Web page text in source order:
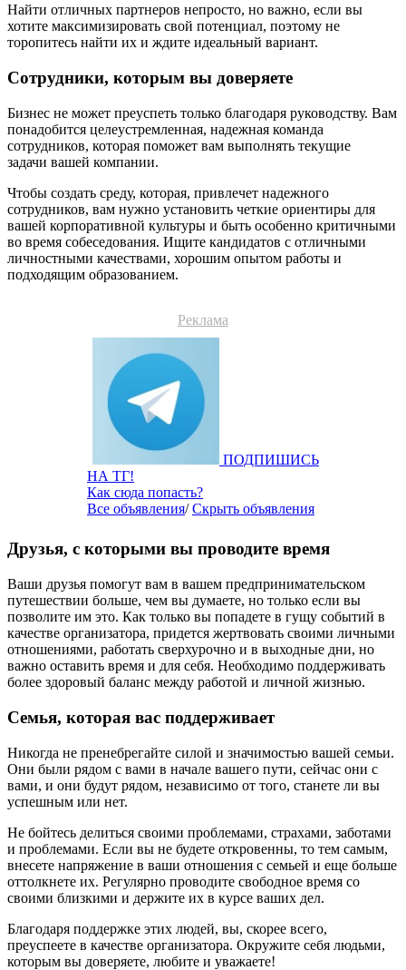
Найти отличных партнеров непросто, но важно, если вы
хотите максимизировать свой потенциал, поэтому не
торопитесь найти их и ждите идеальный вариант.
Сотрудники, которым вы доверяете
Бизнес не может преуспеть только благодаря руководству. Вам
понадобится целеустремленная, надежная команда
сотрудников, которая поможет вам выполнять текущие
задачи вашей компании.
Чтобы создать среду, которая, привлечет надежного
сотрудников, вам нужно установить четкие ориентиры для
вашей корпоративной культуры и быть особенно критичными
во время собеседования. Ищите кандидатов с отличными
личностными качествами, хорошим опытом работы и
подходящим образованием.
Реклама
ПОДПИШИСЬ
НА ТГ!
Как сюда попасть?
Все объявления/Скрыть объявления
Друзья, c которыми вы проводите время
Ваши друзья помогут вам в вашем предпринимательском
путешествии больше, чем вы думаете, но только если вы
позволите им это. Как только вы попадете в гущу событий в
качестве организатора, придется жертвовать своими личными
отношениями, работать сверхурочно и в выходные дни, но
важно оставить время и для себя. Необходимо поддерживать
более здоровый баланс между работой и личной жизнью.
Семья, которая вас поддерживает
Никогда не пренебрегайте силой и значимостью вашей семьи.
Они были рядом с вами в начале вашего пути, сейчас они с
вами, и они будут рядом, независимо от того, станете ли вы
успешным или нет.
Не бойтесь делиться своими проблемами, страхами, заботами
и проблемами. Если вы не будете откровенны, то тем самым,
внесете напряжение в ваши отношения с семьей и еще больше
оттолкнете их. Регулярно проводите свободное время со
своими близкими и держите их в курсе ваших дел.
Благодаря поддержке этих людей, вы, скорее всего,
преуспеете в качестве организатора. Окружите себя людьми,
которым вы доверяете, любите и уважаете!